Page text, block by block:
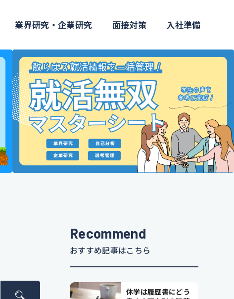
業界研究・企業研究 面接対策 入社準備
Recommend
おすすめ記事はこちら
休学は履歴書にどう